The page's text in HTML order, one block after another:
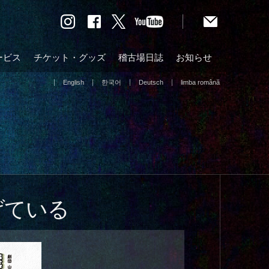
ビス チケット・グッズ 稽古場日誌 お知らせ
English 한국어 Deutsch limba română
いる